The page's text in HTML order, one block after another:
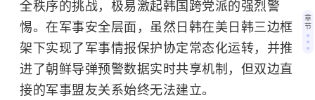
全秩序的挑战，极易激起韩国跨党派的强烈警
惕。在军事安全层面，虽然日韩在美日韩三边框
架下实现了军事情报保护协定常态化运转，并推
进了朝鲜导弹预警数据实时共享机制，但双边直
接的军事盟友关系始终无法建立。
章
节